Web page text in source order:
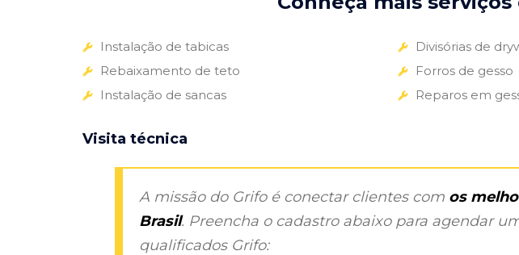
Instalação de tabicas
Rebaixamento de teto
Instalação de sancas
Divisórias de
Forros de gesso
Reparos em
Visita técnica
A missão do Grifo é conectar clientes com os
Brasil. Preencha o cadastro abaixo para agendar
qualificados Grifo: